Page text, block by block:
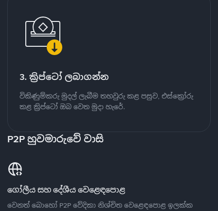
3. ක්‍රිප්ටෝ ලබාගන්න
විකිණුම්කරු මුදල් ලැබීම තහවුරු කළ පසුව, එස්ක්‍රෝරු
කළ ක්‍රිප්ටෝ ඔබ වෙත මුදා හැරේ.
P2P හුවමාරුවේ වාසි
ගෝලීය සහ දේශීය වෙළෙඳපොළ
වෙනත් බොහෝ P2P වේදිකා නිශ්චිත වෙළෙඳපොළ ඉලක්ක